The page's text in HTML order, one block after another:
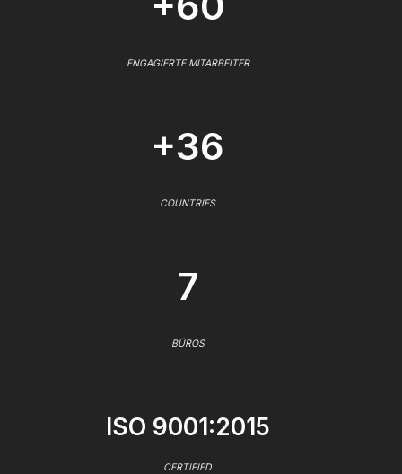
ENGAGIERTE MITARBEITER
+36
COUNTRIES
7
BÜROS
ISO 9001:2015
CERTIFIED